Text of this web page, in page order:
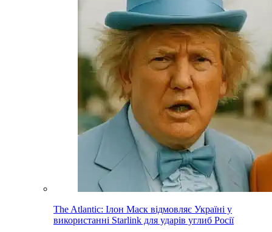
The Atlantic: Ілон Маск відмовляє Україні у
використанні Starlink для ударів углиб Росії